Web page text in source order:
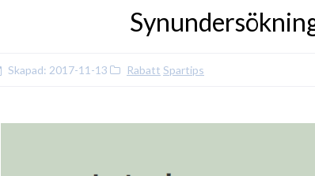
Skapad: 2017-11-13 Rabatt Spartips